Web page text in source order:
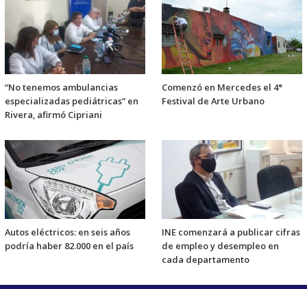
“No tenemos ambulancias
especializadas pediátricas” en
Rivera, afirmó Cipriani
Comenzó en Mercedes el 4°
Festival de Arte Urbano
Autos eléctricos: en seis años
podría haber 82.000 en el país
INE comenzará a publicar cifras
de empleo y desempleo en
cada departamento